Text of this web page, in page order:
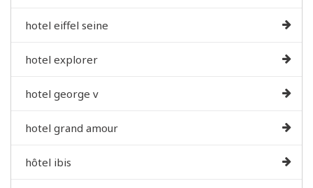
hotel eiffel seine
hotel explorer
hotel george v
hotel grand amour
hôtel ibis